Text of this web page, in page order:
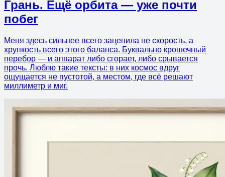
Грань. Ещё орбита — уже почти
побег
Меня здесь сильнее всего зацепила не скорость, а
хрупкость всего этого баланса. Буквально крошечный
перебор — и аппарат либо сгорает, либо срывается
прочь. Люблю такие тексты: в них космос вдруг
ощущается не пустотой, а местом, где всё решают
миллиметр и миг.